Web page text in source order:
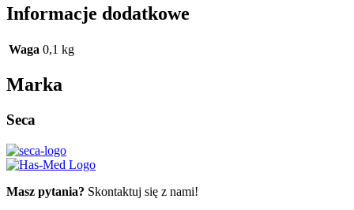
Informacje dodatkowe
Waga 0,1 kg
Marka
Seca
Masz pytania? Skontaktuj się z nami!